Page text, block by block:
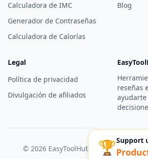
🏆Support
Calculadora de IMC
Generador de Contraseñas
Calculadora de Calorías
Blog
Legal
Política de privacidad
Divulgación de afiliados
reseñas
© 2026 EasyToolHub. Todos los